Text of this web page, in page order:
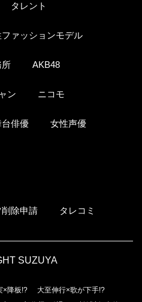
タレント
ァッションモデル
所 AKB48
ン ニコモ
台俳優 女性声優
削除申請 タレコミ
SUZUYA
×降板!?
大至伸行×歌が下手!?